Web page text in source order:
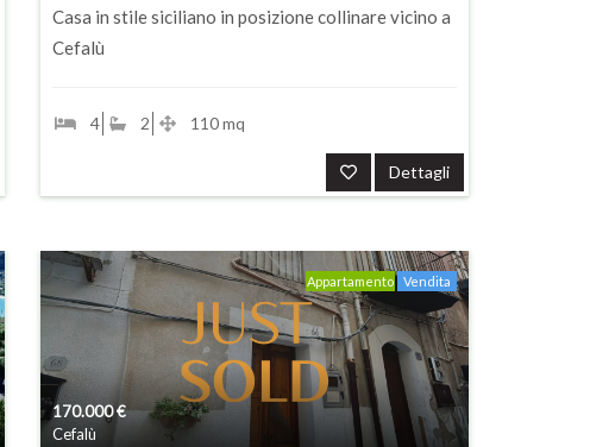
Casa in stile siciliano in posizione collinare vicino a
Cefalù
4 2 110 mq
Dettagli
170.000€
Cefalù
Vendita
Appartamento